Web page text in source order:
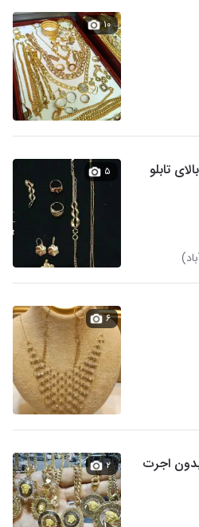
۱۰
۵
۶
۲